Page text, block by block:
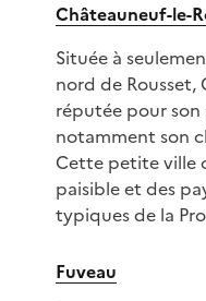
Châteauneuf-le-
Située à
nord de Rousset,
réputée pour
notamment son
Cette petite ville
paisible et des
typiques de la
Fuveau